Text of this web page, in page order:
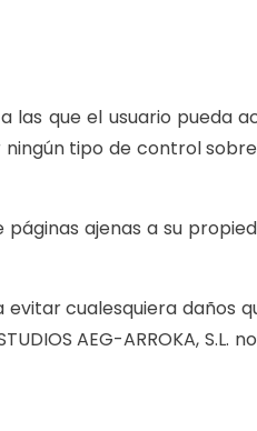
a las que el usuario pueda
tipo de control
ajenas a su
evitar cualesquiera daños
AEG-ARROKA, S.L.